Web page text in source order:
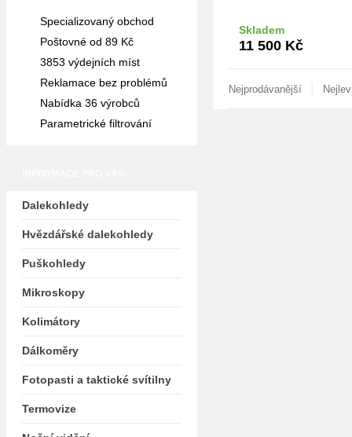
Skladem
11 500 Kč
Nejprodávanější
Specializovaný obchod
Poštovné od 89 Kč
3853 výdejních míst
Reklamace bez problémů
Nabídka 36 výrobců
Parametrické filtrování
Dalekohledy
Hvězdářské dalekohledy
Puškohledy
Mikroskopy
Kolimátory
Dálkoměry
Fotopasti a taktické svítilny
Termovize